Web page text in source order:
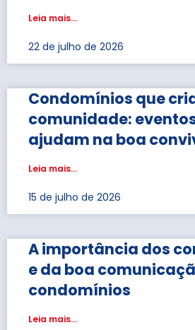
Leia mais...
22 de julho de 2026
Condomínios que
comunidade:
ajudam na boa
Leia mais...
15 de julho de 2026
A importância dos
e da boa
condomínios
Leia mais...